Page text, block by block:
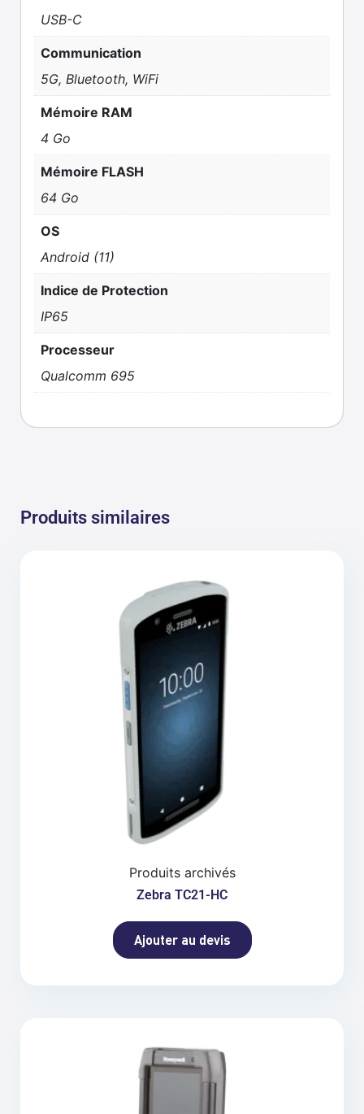
USB-C
Communication
5G, Bluetooth, WiFi
Mémoire RAM
4 Go
Mémoire FLASH
64 Go
OS
Android (11)
Indice de Protection
IP65
Processeur
Qualcomm 695
Produits similaires
Produits archivés
Zebra TC21-HC
Ajouter au devis